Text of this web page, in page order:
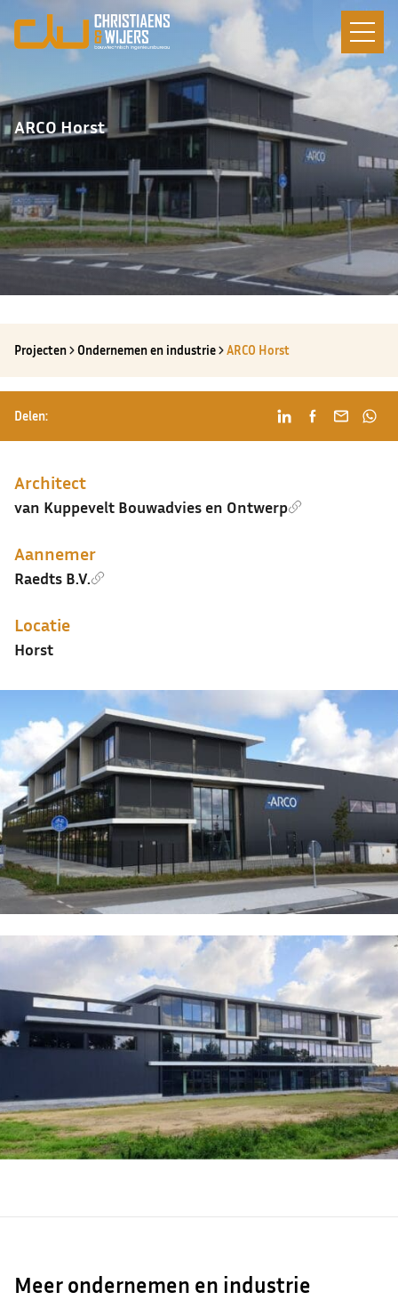
ARCO Horst
Projecten Ondernemen en industrie ARCO Horst
Delen:
Architect
van Kuppevelt Bouwadvies en Ontwerp
Aannemer
Raedts B.V.
Locatie
Horst
Meer ondernemen en industrie